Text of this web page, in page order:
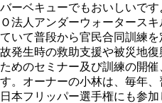
バーベキューでもおいしいで
Ｏ法人アンダーウォータース
ていて普段から官民合同訓練
故発生時の救助支援や被災地
ためのセミナー及び訓練の開
す。オーナーの小林は、毎年
日本フリッパー選手権にも参